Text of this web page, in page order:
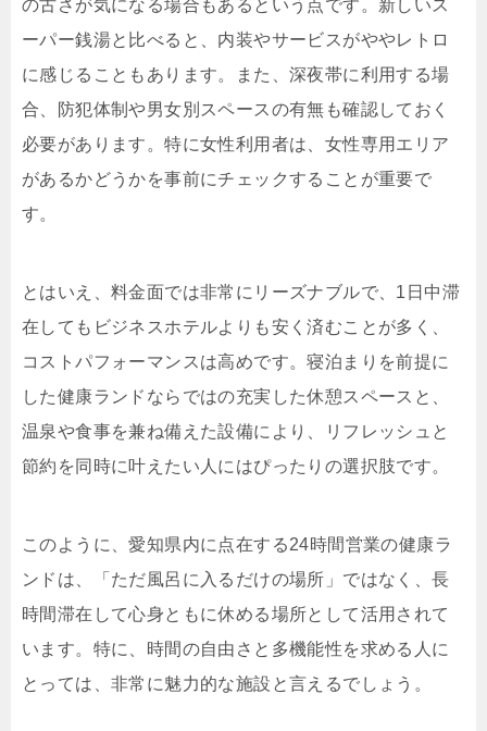
の古さが気になる場合もあるという点です。新しいス
ーパー銭湯と比べると、内装やサービスがややレトロ
に感じることもあります。また、深夜帯に利用する場
合、防犯体制や男女別スペースの有無も確認しておく
必要があります。特に女性利用者は、女性専用エリア
があるかどうかを事前にチェックすることが重要で
す。
とはいえ、料金面では非常にリーズナブルで、1日中滞
在してもビジネスホテルよりも安く済むことが多く、
コストパフォーマンスは高めです。寝泊まりを前提に
した健康ランドならではの充実した休憩スペースと、
温泉や食事を兼ね備えた設備により、リフレッシュと
節約を同時に叶えたい人にはぴったりの選択肢です。
このように、愛知県内に点在する24時間営業の健康ラ
ンドは、「ただ風呂に入るだけの場所」ではなく、長
時間滞在して心身ともに休める場所として活用されて
います。特に、時間の自由さと多機能性を求める人に
とっては、非常に魅力的な施設と言えるでしょう。